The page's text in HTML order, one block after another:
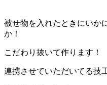
被せ物を入れたときにいか
か！
こだわり抜いて作ります！
連携させていただいてる技